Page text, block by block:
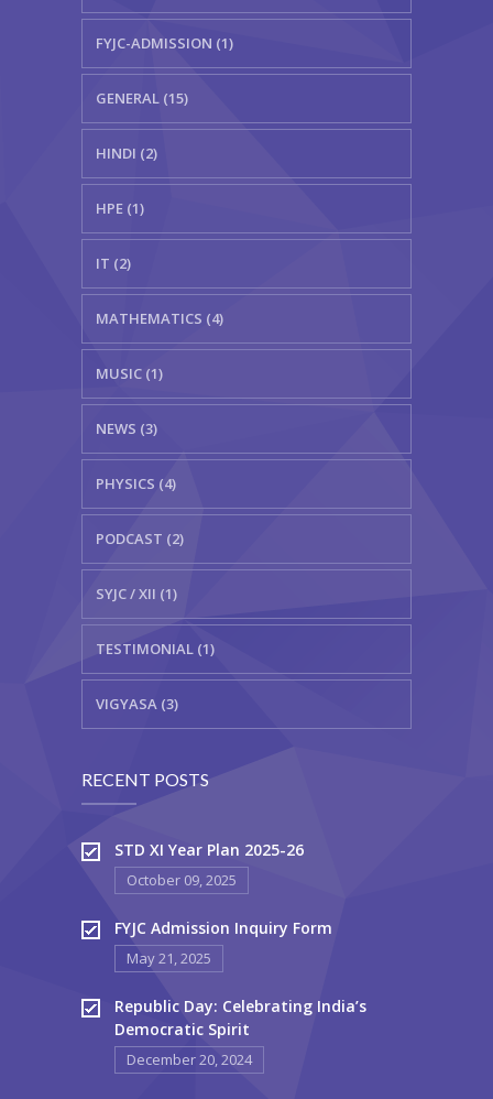
FYJC-ADMISSION (1)
GENERAL (15)
HINDI (2)
HPE (1)
IT (2)
MATHEMATICS (4)
MUSIC (1)
NEWS (3)
PHYSICS (4)
PODCAST (2)
SYJC / XII (1)
TESTIMONIAL (1)
VIGYASA (3)
RECENT POSTS
STD XI Year Plan 2025-26
October 09, 2025
FYJC Admission Inquiry Form
May 21, 2025
Republic Day: Celebrating India’s
Democratic Spirit
December 20, 2024